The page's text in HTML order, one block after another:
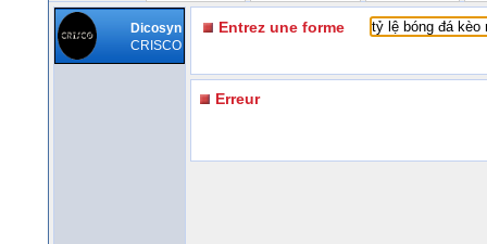
Dicosyn
CRISCO
Entrez une forme
Erreur